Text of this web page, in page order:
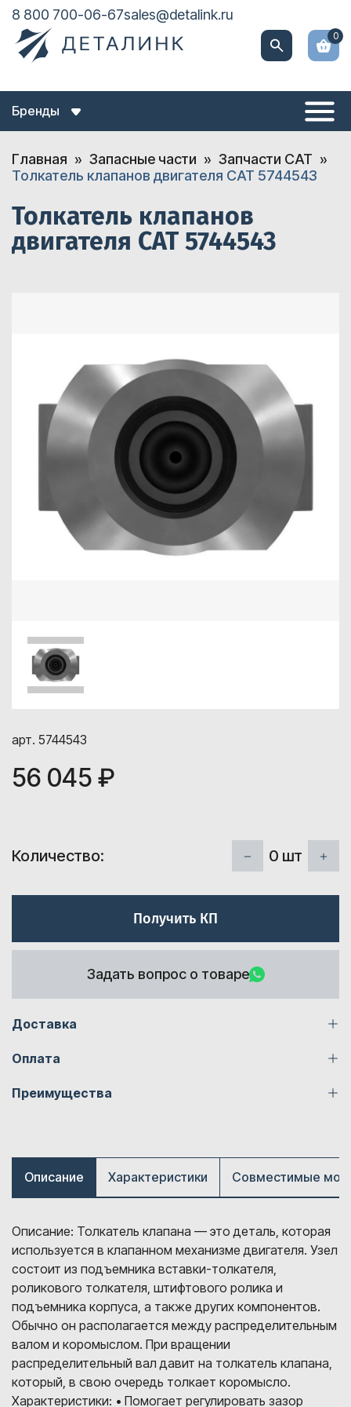
8 800 700-06-67sales@detalink.ru
0
Бренды
Главная Запасные части
Запчасти CAT
Толкатель клапанов двигателя CAT 5744543
Толкатель клапанов
двигателя CAT 5744543
арт. 5744543
56 045 ₽
Количество: 0 шт
Получить КП
Задать вопрос о товаре
Доставка
Оплата
Преимущества
Описание Характеристики Совместимые
Описание: Толкатель клапана — это деталь, которая
используется в клапанном механизме двигателя. Узел
состоит из подъемника вставки-толкателя,
роликового толкателя, штифтового ролика и
подъемника корпуса, а также других компонентов.
Обычно он располагается между распределительным
валом и коромыслом. При вращении
распределительный вал давит на толкатель клапана,
который, в свою очередь толкает коромысло.
Характеристики: • Помогает регулировать зазор